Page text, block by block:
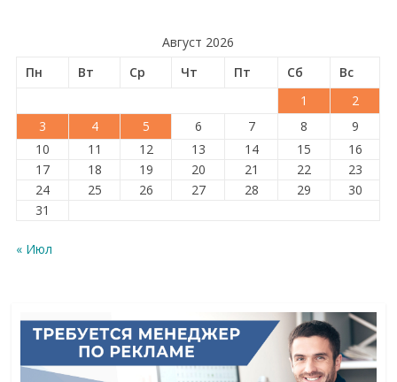
Август 2026
Пн
Вт Ср Чт Пт Сб
Вс
1
2
3
4 5 6 7 8
9
10
11 12 13 14 15
16
17
18 19 20 21 22
23
24
25 26 27 28 29
30
31
« Июл